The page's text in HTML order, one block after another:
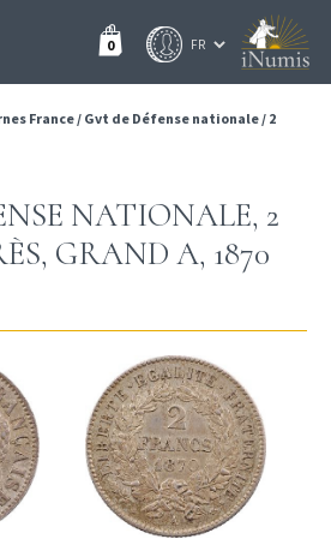
0
France/ Gvt de Défense nationale/ 2
NATIONALE, 2
GRAND A, 1870